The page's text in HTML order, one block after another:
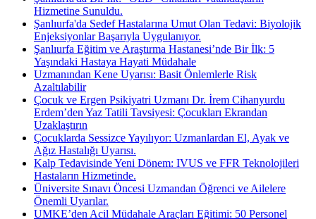
Hizmetine Sunuldu.
Şanlıurfa'da Sedef Hastalarına Umut Olan Tedavi: Biyolojik
Enjeksiyonlar Başarıyla Uygulanıyor.
Şanlıurfa Eğitim ve Araştırma Hastanesi’nde Bir İlk: 5
Yaşındaki Hastaya Hayati Müdahale
Uzmanından Kene Uyarısı: Basit Önlemlerle Risk
Azaltılabilir
Çocuk ve Ergen Psikiyatri Uzmanı Dr. İrem Cihanyurdu
Erdem’den Yaz Tatili Tavsiyesi: Çocukları Ekrandan
Uzaklaştırın
Çocuklarda Sessizce Yayılıyor: Uzmanlardan El, Ayak ve
Ağız Hastalığı Uyarısı.
Kalp Tedavisinde Yeni Dönem: IVUS ve FFR Teknolojileri
Hastaların Hizmetinde.
Üniversite Sınavı Öncesi Uzmandan Öğrenci ve Ailelere
Önemli Uyarılar.
UMKE’den Acil Müdahale Araçları Eğitimi: 50 Personel